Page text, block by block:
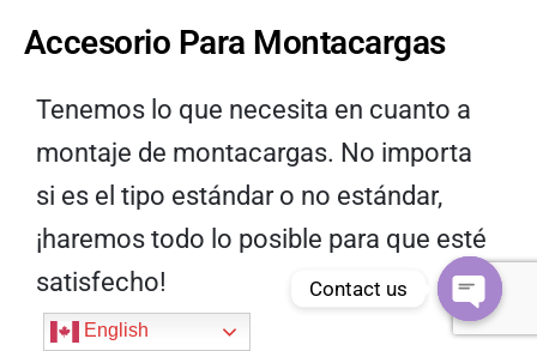
Accesorio Para Montacargas
Tenemos lo que necesita en cuanto a
montaje de montacargas. No importa
si es el tipo estándar o no estándar,
¡haremos todo lo posible para que esté
satisfecho!
English
Contact us
Open